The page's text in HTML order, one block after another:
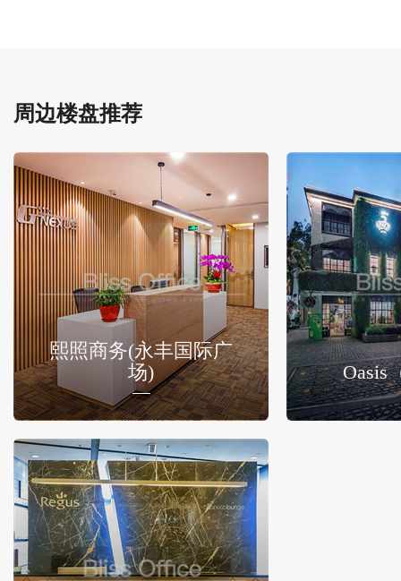
周边楼盘推荐
熙照商务(永丰国际广
场)
Oasis